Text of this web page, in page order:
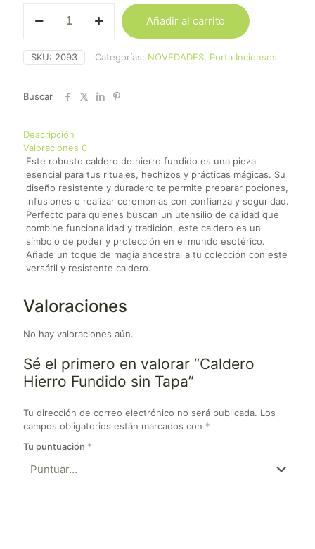
Hierro
sin
Tapa
Añadir al carrito
SKU: 2093 Categorías: NOVEDADES, Porta Inciensos
Buscar
Descripción
Valoraciones 0
Este robusto caldero de hierro fundido es una pieza
esencial para tus rituales, hechizos y prácticas mágicas. Su
diseño resistente y duradero te permite preparar pociones,
infusiones o realizar ceremonias con confianza y seguridad.
Perfecto para quienes buscan un utensilio de calidad que
combine funcionalidad y tradición, este caldero es un
símbolo de poder y protección en el mundo esotérico.
Añade un toque de magia ancestral a tu colección con este
versátil y resistente caldero.
Valoraciones
No hay valoraciones aún.
Sé el primero en valorar “Caldero
Hierro Fundido sin Tapa”
Tu dirección de correo electrónico no será publicada. Los
campos obligatorios están marcados con *
Tu puntuación *